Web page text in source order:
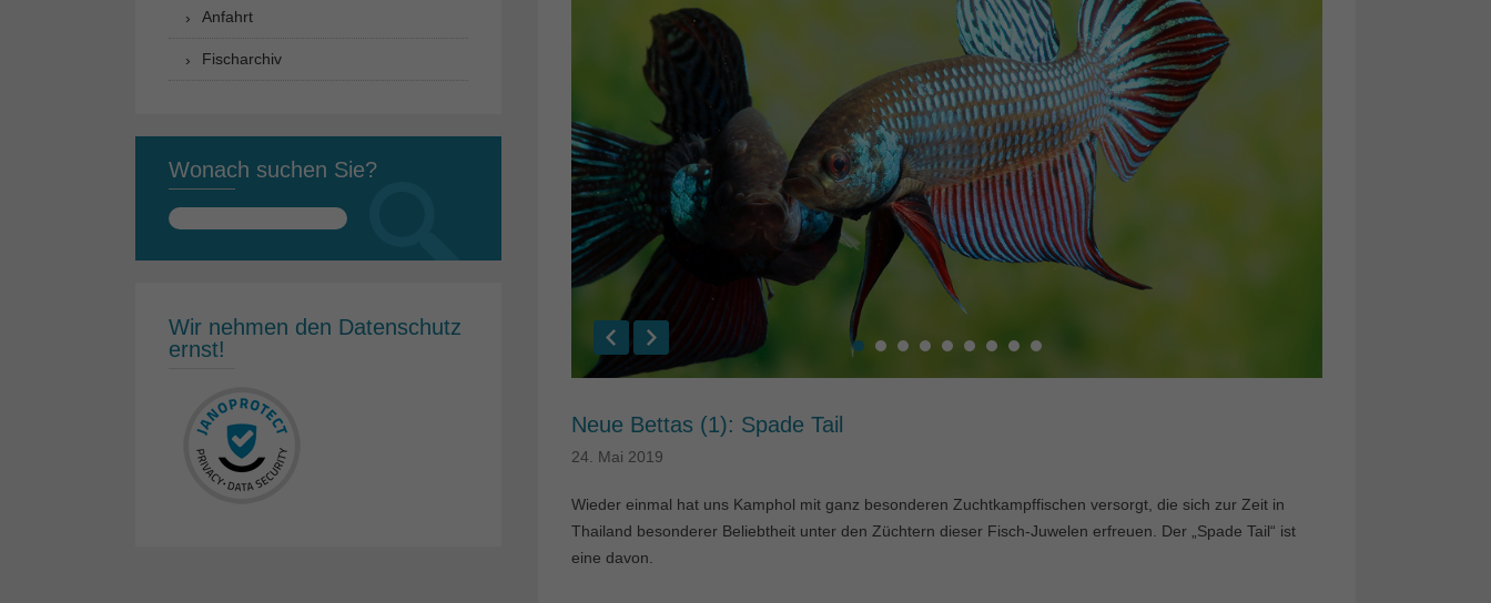
Neue Bettas (1): Spade Tail
24. Mai 2019
Wieder einmal hat uns Kamphol mit ganz besonderen Zuchtkampffischen versorgt, die sich zur Zeit in
Thailand besonderer Beliebtheit unter den Züchtern dieser Fisch-Juwelen erfreuen. Der „Spade Tail“ ist
eine davon.
Anfahrt
Fischarchiv
Wonach suchen Sie?
Suchen
Wir nehmen den Datenschutz
ernst!